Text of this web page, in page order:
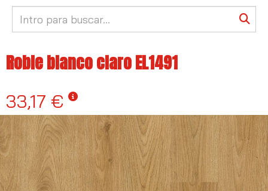
Roble blanco claro EL1491
33,17 €